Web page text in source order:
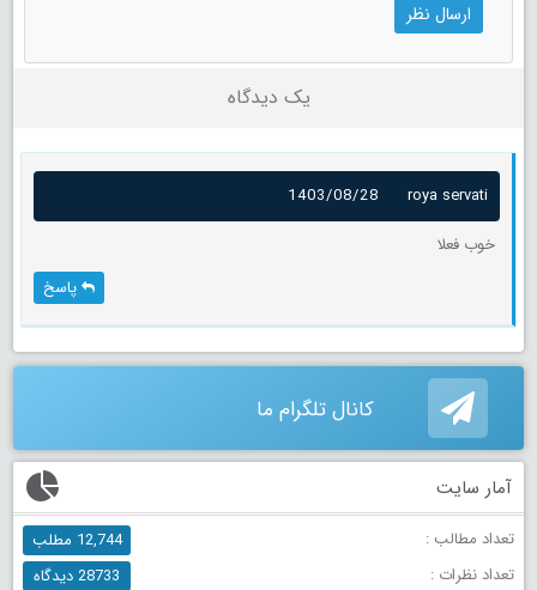
یک دیدگاه
roya servati
1403/08/28
خوب فعلا
پاسخ
کانال تلگرام ما
آمار سایت
تعداد مطالب :
12,744 مطلب
تعداد نظرات :
28733 دیدگاه